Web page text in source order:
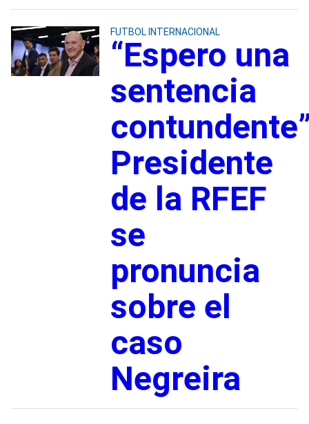
FUTBOL INTERNACIONAL
“Espero una
sentencia
Presidente
de la RFEF
se
pronuncia
sobre el
caso
Negreira